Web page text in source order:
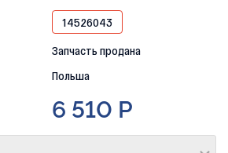
14526043
Запчасть продана
Польша
6 510 Р